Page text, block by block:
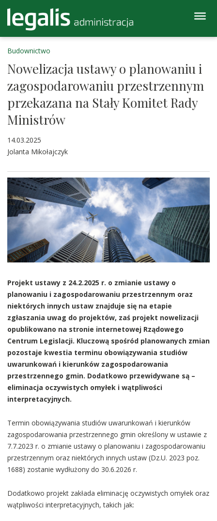
Budownictwo
Nowelizacja ustawy o planowaniu i
zagospodarowaniu przestrzennym
przekazana na Stały Komitet Rady
Ministrów
14.03.2025
Jolanta Mikołajczyk
Projekt ustawy z 24.2.2025 r. o zmianie ustawy o
planowaniu i zagospodarowaniu przestrzennym oraz
niektórych innych ustaw znajduje się na etapie
zgłaszania uwag do projektów, zaś projekt nowelizacji
opublikowano na stronie internetowej Rządowego
Centrum Legislacji. Kluczową spośród planowanych zmian
pozostaje kwestia terminu obowiązywania studiów
uwarunkowań i kierunków zagospodarowania
przestrzennego gmin. Dodatkowo przewidywane są –
eliminacja oczywistych omyłek i wątpliwości
interpretacyjnych.
Termin obowiązywania studiów uwarunkowań i kierunków
zagospodarowania przestrzennego gmin określony w ustawie z
7.7.2023 r. o zmianie ustawy o planowaniu i zagospodarowaniu
przestrzennym oraz niektórych innych ustaw (Dz.U. 2023 poz.
1688) zostanie wydłużony do 30.6.2026 r.
Dodatkowo projekt zakłada eliminację oczywistych omyłek oraz
wątpliwości interpretacyjnych, takich jak: